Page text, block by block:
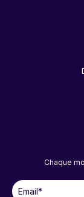
Chaque